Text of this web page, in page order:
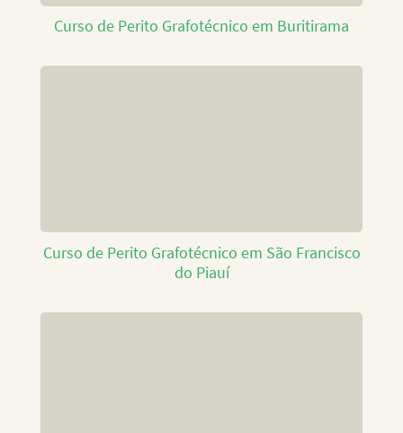
Curso de Perito Grafotécnico em Buritirama
Curso de Perito Grafotécnico em São Francisco
do Piauí